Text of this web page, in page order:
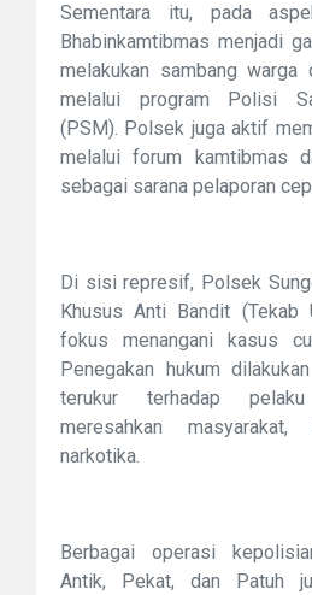
Sementara itu, pada
Bhabinkamtibmas menjadi
melakukan sambang warga
melalui program Polisi
(PSM). Polsek juga aktif
melalui forum kamtibmas
sebagai sarana pelaporan
Di sisi represif, Polsek
Khusus Anti Bandit (Tekab
fokus menangani kasus
Penegakan hukum
terukur terhadap
meresahkan masyarakat,
narkotika.
Berbagai operasi
Antik, Pekat, dan Patuh